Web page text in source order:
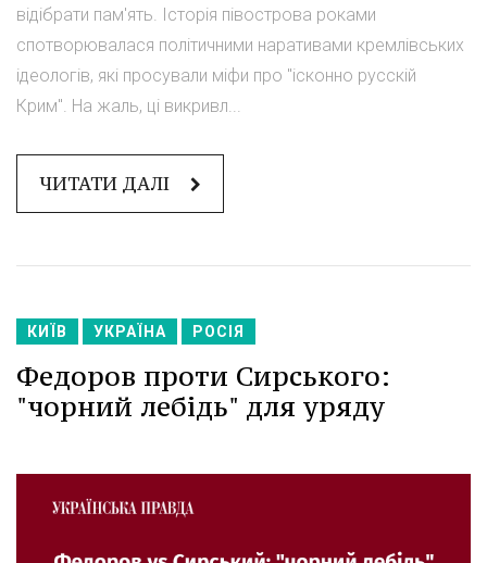
відібрати пам'ять. Історія півострова роками
спотворювалася політичними наративами кремлівських
ідеологів, які просували міфи про "ісконно русскій
Крим". На жаль, ці викривл...
ЧИТАТИ ДАЛІ
КИЇВ УКРАЇНА РОСІЯ
Федоров проти Сирського:
"чорний лебідь" для уряду